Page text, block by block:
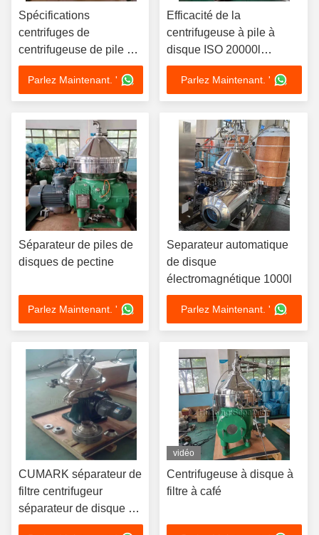
Spécifications
centrifuges de
centrifugeuse de pile de
disques du séparateur
440V de filtre de PLC
Parlez Maintenant. '
Efficacité de la
centrifugeuse à pile à
disque ISO 20000l
Centrifugeuse à bol solide
Parlez Maintenant. '
Séparateur de piles de
disques de pectine
Parlez Maintenant. '
Separateur automatique
de disque
électromagnétique 1000l
Parlez Maintenant. '
CUMARK séparateur de
filtre centrifugeur
séparateur de disque de
laboratoire
vidéo
Centrifugeuse à disque à
filtre à café